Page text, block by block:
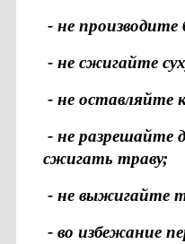
- не производите
- не сжигайте
- не оставляйте
- не разрешайте
сжигать траву;
- не выжигайте
- во избежание